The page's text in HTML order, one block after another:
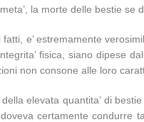
la morte delle bestie se
e’ estremamente
fisica, siano dipese
non consone alle loro
elevata quantita’ di
certamente condurre